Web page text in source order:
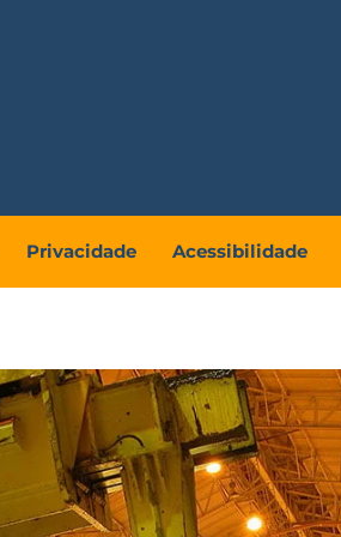
Privacidade Acessibilidade